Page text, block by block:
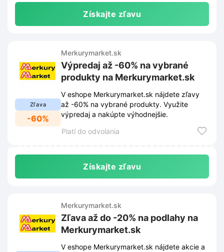
Získajte zľavu
Zľava
-60%
Merkurymarket.sk
Výpredaj až -60% na vybrané
produkty na Merkurymarket.sk
V eshope Merkurymarket.sk nájdete zľavy
až -60% na vybrané produkty. Využite
výpredaj a nakúpte výhodnejšie.
Platí do odvolania
Získajte zľavu
Merkurymarket.sk
Zľava až do -20% na podlahy na
Merkurymarket.sk
V eshope Merkurymarket.sk nájdete akcie a